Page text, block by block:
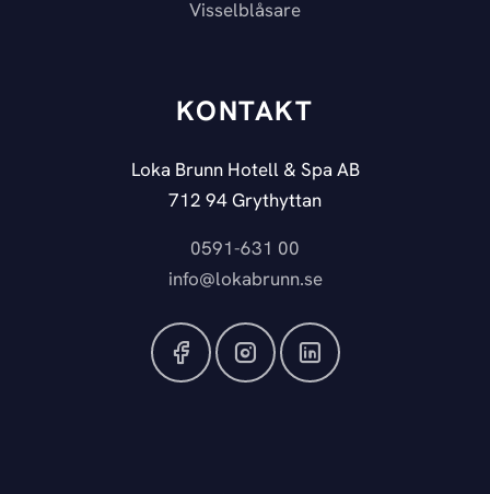
Visselblåsare
KONTAKT
Loka Brunn Hotell & Spa AB
712 94 Grythyttan
0591-631 00
info@lokabrunn.se